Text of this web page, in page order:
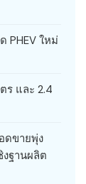
PHEV ใหม่
ร และ 2.4
ดขายพุ่ง
ฐานผลิต